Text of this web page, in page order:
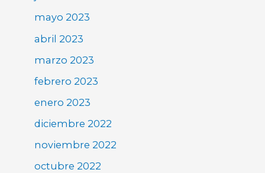
mayo 2023
abril 2023
marzo 2023
febrero 2023
enero 2023
diciembre 2022
noviembre 2022
octubre 2022